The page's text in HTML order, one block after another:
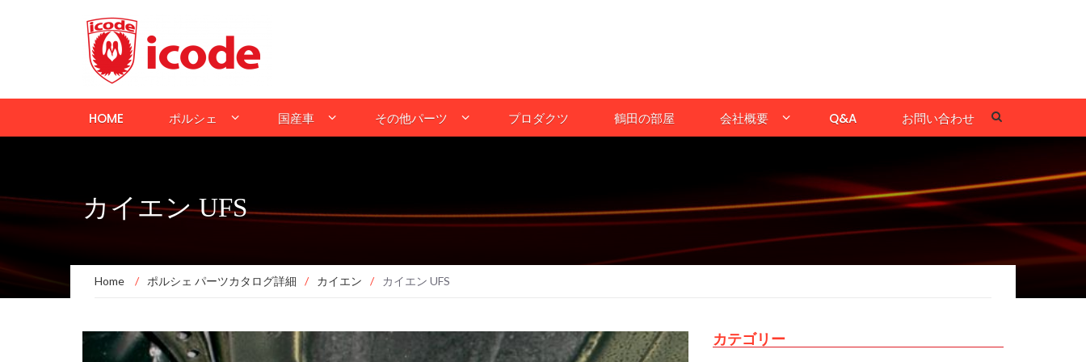
HOME ポルシェ 国産車 その他パーツ プロダクツ 鶴田の部屋 会社概要 Q&A お問い合わせ
カイエン UFS
Home / ポルシェ パーツカタログ詳細 / カイエン / カイエン UFS
カテゴリー